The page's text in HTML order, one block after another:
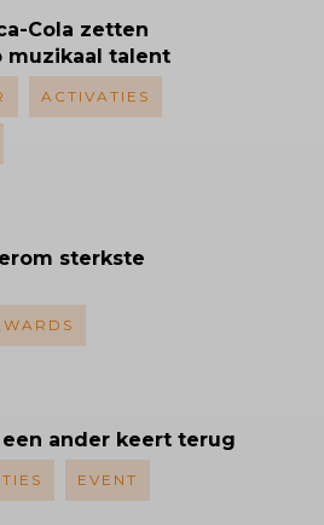
Cola zetten
muzikaal talent
ACTIVATIES
sterkste
ander keert terug
EVENT